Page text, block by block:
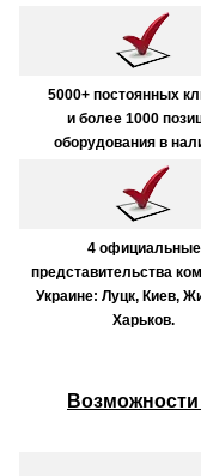
5000+ постоянных
и более 1000
оборудования в
4 официальные
представительства
Украине: Луцк, Киев,
Харьков.